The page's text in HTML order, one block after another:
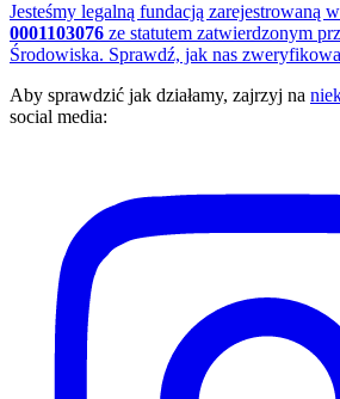
Jesteśmy legalną fundacją zarejestrowaną
0001103076 ze statutem zatwierdzonym
Środowiska. Sprawdź, jak nas
Aby sprawdzić jak działamy, zajrzyj na
social media: